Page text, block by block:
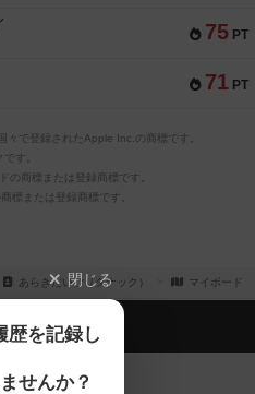
75 PT
71 PT
で登録されたApple Inc.の商標です。
す。
の商標または登録商標です。
標または登録商標です。
あらきだいご（タナック） マイボード
閉じる
歴を記録し
せんか？